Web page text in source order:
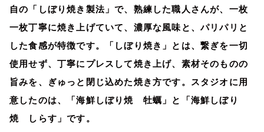
自の「しぼり焼き製法」で、熟練した職人さんが、一枚
一枚丁寧に焼き上げていて、濃厚な風味と、パリパリと
した食感が特徴です。「しぼり焼き」とは、繋ぎを一切
使用せず、丁寧にプレスして焼き上げ、素材そのものの
旨みを、ぎゅっと閉じ込めた焼き方です。スタジオに用
意したのは、「海鮮しぼり焼 牡蠣」と「海鮮しぼり
焼 しらす」です。